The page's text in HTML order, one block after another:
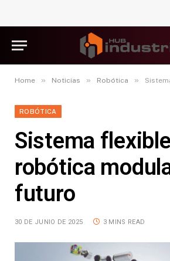
Home » Noticias » Robótica » Sistema
ROBÓTICA
Sistema
robótica
futuro
30 DE JUNIO DE 2025 3 MINS READ